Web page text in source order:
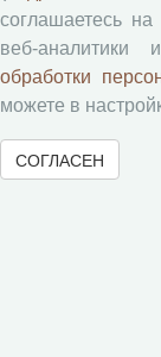
Социальное
Юный
соглашаетесь
веб-
обработки
можете в
СОГЛАСЕН